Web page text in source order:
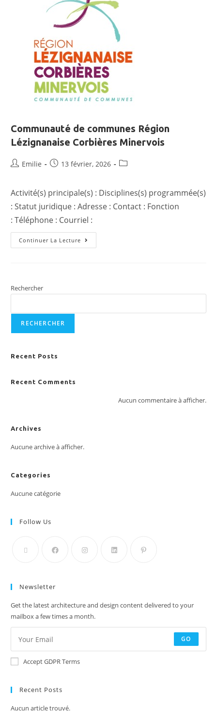
Communauté de communes Région
Lézignanaise Corbières Minervois
Emilie 13 février, 2026
Activité(s) principale(s) : Disciplines(s) programmée(s)
: Statut juridique : Adresse : Contact : Fonction
: Téléphone : Courriel :
Continuer La Lecture
Rechercher
RECHERCHER
Recent Posts
Recent Comments
Aucun commentaire à afficher.
Archives
Aucune archive à afficher.
Categories
Aucune catégorie
Follow Us
Newsletter
Get the latest architecture and design content delivered to your
mailbox a few times a month.
GO
Accept GDPR Terms
Recent Posts
Aucun article trouvé.